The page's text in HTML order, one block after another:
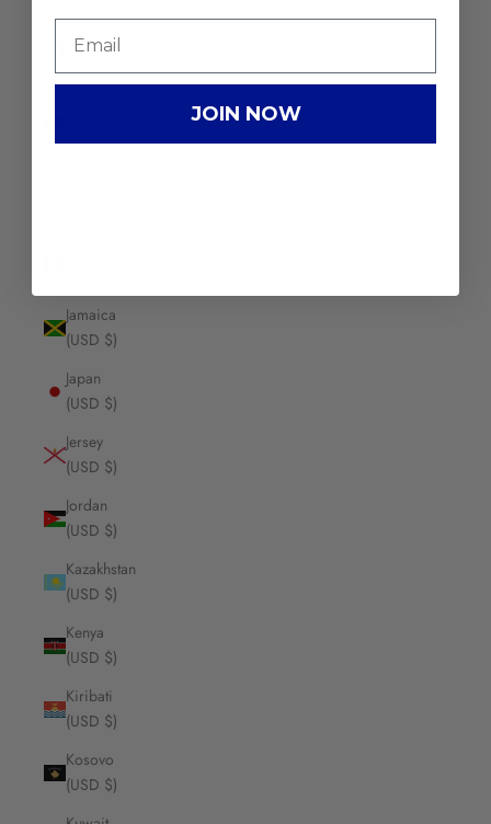
Ireland
(USD $)
Jamaica
(USD $)
Japan
(USD $)
Jersey
(USD $)
Jordan
(USD $)
Kazakhstan
(USD $)
Kenya
(USD $)
Kiribati
(USD $)
Kosovo
(USD $)
JOIN NOW